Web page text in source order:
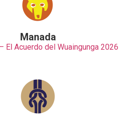
Manada
El Acuerdo del Wuaingunga 2026